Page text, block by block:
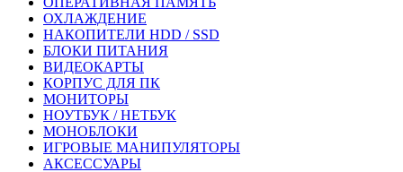
ОХЛАЖДЕНИЕ
НАКОПИТЕЛИ HDD / SSD
БЛОКИ ПИТАНИЯ
ВИДЕОКАРТЫ
КОРПУС ДЛЯ ПК
МОНИТОРЫ
НОУТБУК / НЕТБУК
МОНОБЛОКИ
ИГРОВЫЕ МАНИПУЛЯТОРЫ
АКСЕССУАРЫ